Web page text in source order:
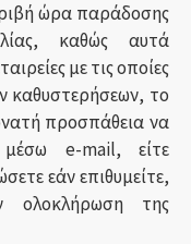
ώρα παράδοσης
καθώς αυτά
με τις οποίες
καθυστερήσεων, το
προσπάθεια να
μέσω e-mail, είτε
εάν επιθυμείτε,
ολοκλήρωση της